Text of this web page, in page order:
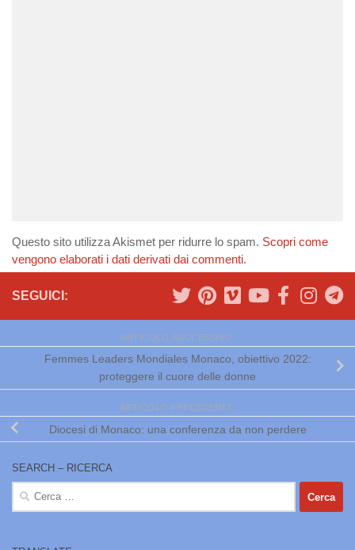
Questo sito utilizza Akismet per ridurre lo spam. Scopri come
vengono elaborati i dati derivati dai commenti.
SEGUICI:
ARTICOLO SUCCESSIVO
Femmes Leaders Mondiales Monaco, obiettivo 2022:
proteggere il cuore delle donne
ARTICOLO PRECEDENTE
Diocesi di Monaco: una conferenza da non perdere
SEARCH – RICERCA
Ricerca
per: